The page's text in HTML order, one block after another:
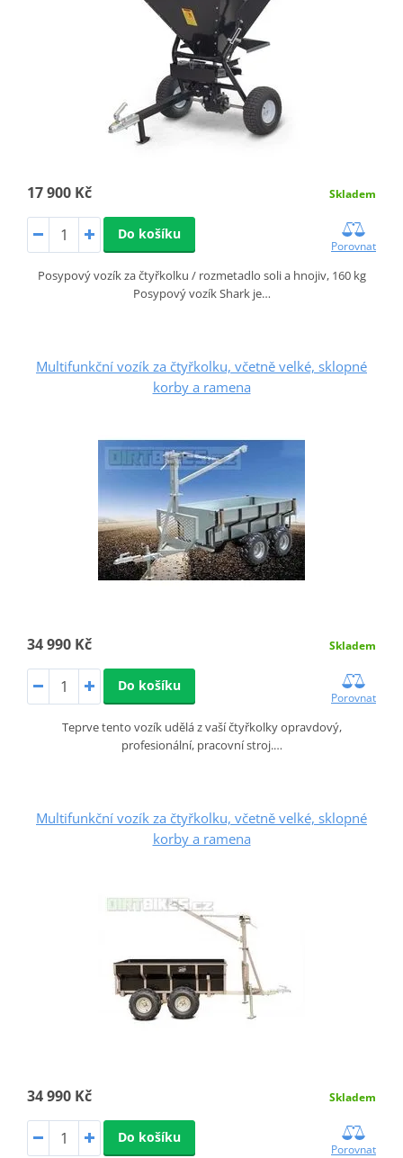
17 900 Kč Skladem
Do košíku
Porovnat
Posypový vozík za čtyřkolku / rozmetadlo soli a hnojiv, 160 kg
Posypový vozík Shark je…
Multifunkční vozík za čtyřkolku, včetně velké, sklopné
korby a ramena
34 990 Kč Skladem
Do košíku
Porovnat
Teprve tento vozík udělá z vaší čtyřkolky opravdový,
profesionální, pracovní stroj.…
Multifunkční vozík za čtyřkolku, včetně velké, sklopné
korby a ramena
34 990 Kč Skladem
Do košíku
Porovnat